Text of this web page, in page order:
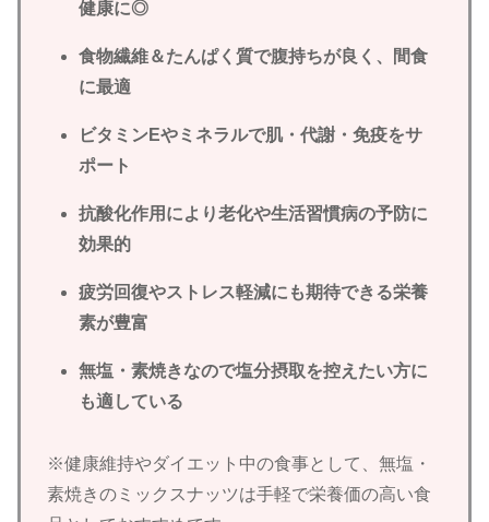
健康に◎
食物繊維＆たんぱく質で腹持ちが良く、間食
に最適
ビタミンEやミネラルで肌・代謝・免疫をサ
ポート
抗酸化作用により老化や生活習慣病の予防に
効果的
疲労回復やストレス軽減にも期待できる栄養
素が豊富
無塩・素焼きなので塩分摂取を控えたい方に
も適している
※健康維持やダイエット中の食事として、無塩・
素焼きのミックスナッツは手軽で栄養価の高い食